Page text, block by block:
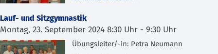
Lauf- und Sitzgymnastik
Montag, 23. September 2024 8:30 Uhr - 9:30 Uhr
Übungsleiter/-in: Petra Neumann